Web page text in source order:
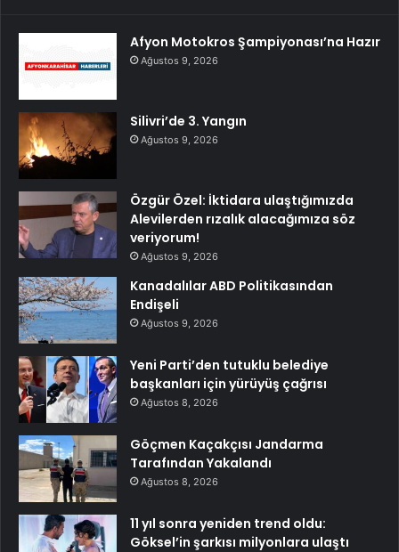
Afyon Motokros Şampiyonası’na Hazır
Ağustos 9, 2026
Silivri’de 3. Yangın
Ağustos 9, 2026
Özgür Özel: İktidara ulaştığımızda
Alevilerden rızalık alacağımıza söz
veriyorum!
Ağustos 9, 2026
Kanadalılar ABD Politikasından
Endişeli
Ağustos 9, 2026
Yeni Parti’den tutuklu belediye
başkanları için yürüyüş çağrısı
Ağustos 8, 2026
Göçmen Kaçakçısı Jandarma
Tarafından Yakalandı
Ağustos 8, 2026
11 yıl sonra yeniden trend oldu:
Göksel’in şarkısı milyonlara ulaştı